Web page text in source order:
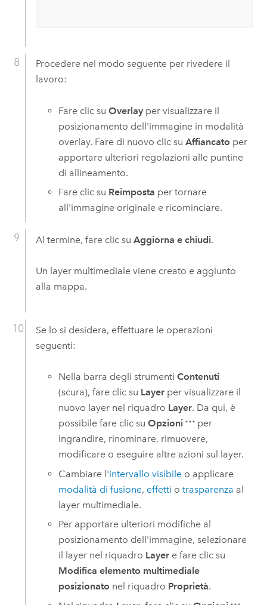
Procedere nel modo seguente per rivedere il
lavoro:
Fare clic suOverlay per visualizzare il
posizionamento dell'immagine in modalità
overlay. Fare di nuovo clic suAffiancato per
apportare ulteriori regolazioni alle puntine
di allineamento.
Fare clic su Reimposta per tornare
all'immagine originale e ricominciare.
Al termine, fare clic su Aggiorna e chiudi.
Un layer multimediale viene creato e aggiunto
alla mappa.
Se lo si desidera, effettuare le operazioni
seguenti:
Nella barra degli strumentiContenuti
(scura), fare clic su Layer per visualizzare il
nuovo layer nel riquadro Layer. Da qui, è
possibile fare clic suOpzioni
per
ingrandire, rinominare, rimuovere,
modificare o eseguire altre azioni sul layer.
Cambiare l'intervallo visibile o applicare
modalità di fusione, effetti otrasparenza al
layer multimediale.
Per apportare ulteriori modifiche al
posizionamento dell'immagine, selezionare
il layer nel riquadro Layer e fare clic su
Modifica elemento multimediale
posizionato nel riquadro Proprietà.